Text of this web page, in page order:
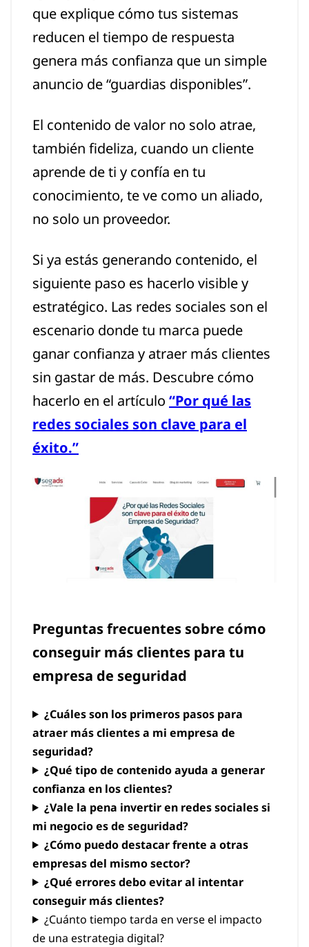
que explique cómo tus sistemas
reducen el tiempo de respuesta
genera más confianza que un simple
anuncio de “guardias disponibles”.
El contenido de valor no solo atrae,
también fideliza, cuando un cliente
aprende de ti y confía en tu
conocimiento, te ve como un aliado,
no solo un proveedor.
Si ya estás generando contenido, el
siguiente paso es hacerlo visible y
estratégico. Las redes sociales son el
escenario donde tu marca puede
ganar confianza y atraer más clientes
sin gastar de más. Descubre cómo
hacerlo en el artículo “Por qué las
redes sociales son clave para el
éxito.”
Preguntas frecuentes sobre cómo
conseguir más clientes para tu
empresa de seguridad
¿Cuáles son los primeros pasos para
atraer más clientes a mi empresa de
seguridad?
¿Qué tipo de contenido ayuda a generar
confianza en los clientes?
¿Vale la pena invertir en redes sociales si
mi negocio es de seguridad?
¿Cómo puedo destacar frente a otras
empresas del mismo sector?
¿Qué errores debo evitar al intentar
conseguir más clientes?
¿Cuánto tiempo tarda en verse el impacto
de una estrategia digital?